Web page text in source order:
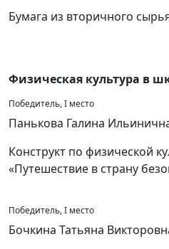
Бумага из вторичного
Физическая культура в
Победитель, I место
Панькова Галина
Конструкт по физической
«Путешествие в страну
Победитель, I место
Бочкина Татьяна